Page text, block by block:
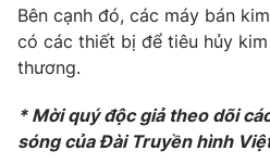
Hậu trường
Nhân vật
Khán giả
Giải trí
Điện ảnh
Sao
Đời sống
Du lịch
Giáo dục
Bên cạnh đó, các máy bán
có các thiết bị để tiêu hủy
thương.
* Mời quý độc giả theo dõi
sóng của Đài Truyền hình